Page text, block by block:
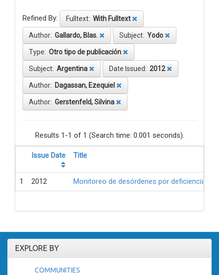
Refined By: Fulltext: With Fulltext
Author: Gallardo, Blas. Subject: Yodo
Type: Otro tipo de publicación
Subject: Argentina Date Issued: 2012
Author: Dagassan, Ezequiel
Author: Gerstenfeld, Silvina
Results 1-1 of 1 (Search time: 0.001 seconds).
Issue Date Title
1 2012 Monitoreo de desórdenes por deficiencia
EXPLORE BY
COMMUNITIES